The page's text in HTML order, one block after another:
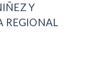
Y
REGIONAL